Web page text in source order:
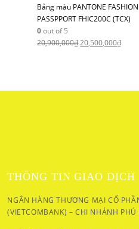
Bảng màu PANTONE
PASSPPORT FHIC200C (TCX)
0out of 5
20,900,000₫20,500,000₫
THÔNG TIN GIAO DỊCH
NGÂN HÀNG THƯƠNG MẠI CỔ
(VIETCOMBANK) – CHI NHÁNH